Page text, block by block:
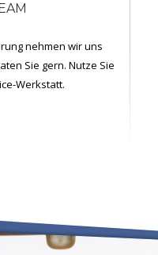
nehmen wir uns
Sie gern. Nutze Sie
Werkstatt.